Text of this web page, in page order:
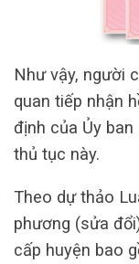
Như vậy, người
quan tiếp nhận
định của Ủy
thủ tục này.
Theo dự thảo
phương (sửa
cấp huyện bao